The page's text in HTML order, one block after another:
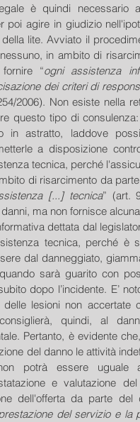
è quindi necessario
poi agire in giudizio
lite. Avviato il
in ambito di
“ogni assistenza
dei criteri di
2006). Non esiste nella
questo tipo di
in astratto, laddove
a disposizione
tecnica, perché
di risarcimento da
[...] tecnica” (art.
ma non fornisce
dettata dal
tecnica, perché è
dal danneggiato,
sarà guarito con
dopo l’incidente. E’
delle lesioni non accertate
quindi, al
Pertanto, è evidente
del danno le attività
potrà essere
e valutazione
dell'offerta da parte
del servizio e la